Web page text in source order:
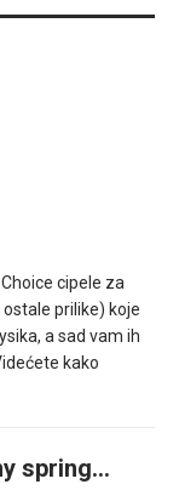
medeni
zauvek pamtiti
cipele za
prilike) koje
a sad vam ih
kako
spring…